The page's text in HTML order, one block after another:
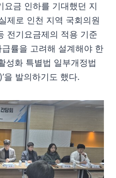
요금 인하를 기대했던 지
제로 인천 지역 국회의원
전기요금제의 적용 기준
률을 고려해 설계해야 한
성화 특별법 일부개정법
을 발의하기도 했다.